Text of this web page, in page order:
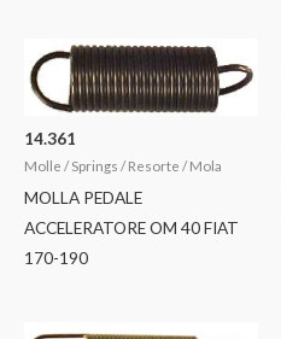
14.361
Molle / Springs / Resorte / Mola
MOLLA PEDALE
ACCELERATORE OM 40 FIAT
170-190